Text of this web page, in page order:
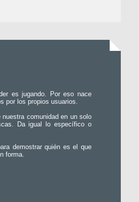
es jugando. Por eso nace
por los propios usuarios.
comunidad en un solo
Da igual lo específico o
demostrar quién es el que
forma.